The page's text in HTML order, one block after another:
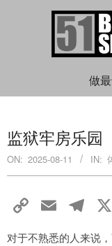
伍
幺
做
Menu
监狱牢房乐园
ON: 2025-08-11 IN:
Copy
Link
Email
对于不熟悉的人来说